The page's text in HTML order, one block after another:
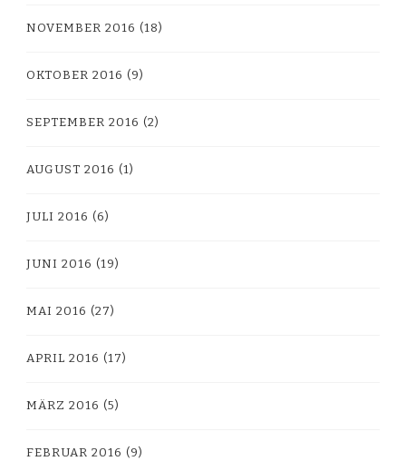
NOVEMBER 2016 (18)
OKTOBER 2016 (9)
SEPTEMBER 2016 (2)
AUGUST 2016 (1)
JULI 2016 (6)
JUNI 2016 (19)
MAI 2016 (27)
APRIL 2016 (17)
MÄRZ 2016 (5)
FEBRUAR 2016 (9)